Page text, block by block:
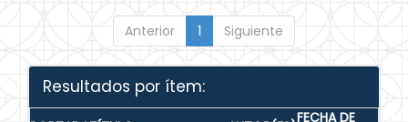
Anterior 1 Siguiente
Resultados por ítem:
FECHA DE